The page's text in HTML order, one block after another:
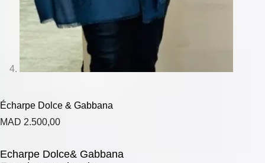
Écharpe Dolce & Gabbana
MAD 2.500,00
Echarpe Dolce& Gabbana